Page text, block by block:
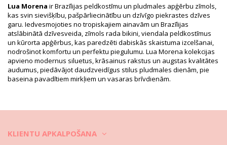
nav iekļauti)
HS CODE: 6112.41.0010
SKU: 1981123267
EAN: XS (7899818620967), S (7899670743712), M (7899670743781),
L (7899670743866), XL (7899670743941)
Piegādātāja atsauce: 31351042
Svars: 115g / 0.25lb / 4.06oz
Apdrukas izveidojums var atšķirties atkarībā no piegriezuma
Retušēti foto
Vai vēlaties valkāt jauno bikini komplektu ilgāk nekā tikai vienu
Lua Morena ir Brazīlijas peldkostīmu un pludmales apģērbu zīmols,
kas svin sievišķību, pašpārliecinātību un dzīvīgo piekrastes dzīves
garu. Iedvesmojoties no tropiskajiem ainavām un Brazīlijas
atslābinātā dzīvesveida, zīmols rada bikini, viendala peldkostīmus
un kūrorta apģērbus, kas paredzēti dabiskās skaistuma izcelšanai,
nodrošinot komfortu un perfektu piegulumu. Lua Morena kolekcijas
apvieno modernus siluetus, krāsainus rakstus un augstas kvalitātes
audumus, piedāvājot daudzveidīgus stilus pludmales dienām, pie
baseina pavadītiem mirkļiem un vasaras brīvdienām.
KLIENTU APKALPOŠANA